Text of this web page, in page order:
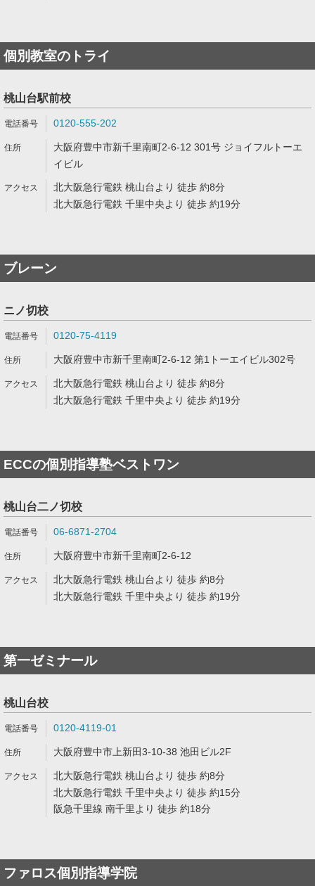
個別教室のトライ
桃山台駅前校
0120-555-202
大阪府豊中市新千里南町2-6-12 301号 ジョイフルトーエ
イビル
北大阪急行電鉄 桃山台より 徒歩 約8分
北大阪急行電鉄 千里中央より 徒歩 約19分
ブレーン
ニノ切校
0120-75-4119
大阪府豊中市新千里南町2-6-12 第1トーエイビル302号
北大阪急行電鉄 桃山台より 徒歩 約8分
北大阪急行電鉄 千里中央より 徒歩 約19分
ECCの個別指導塾ベストワン
桃山台二ノ切校
06-6871-2704
大阪府豊中市新千里南町2-6-12
北大阪急行電鉄 桃山台より 徒歩 約8分
北大阪急行電鉄 千里中央より 徒歩 約19分
第一ゼミナール
桃山台校
0120-4119-01
大阪府豊中市上新田3-10-38 池田ビル2F
北大阪急行電鉄 桃山台より 徒歩 約8分
北大阪急行電鉄 千里中央より 徒歩 約15分
阪急千里線 南千里より 徒歩 約18分
ファロス個別指導学院